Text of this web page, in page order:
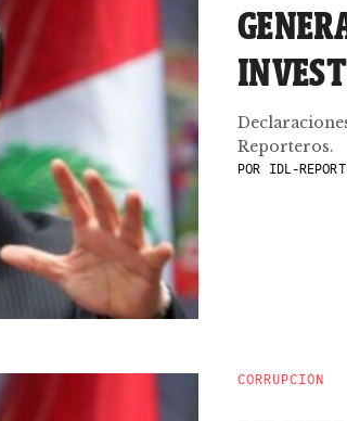
Reporteros.
POR IDL-
CORRUPCIÓN